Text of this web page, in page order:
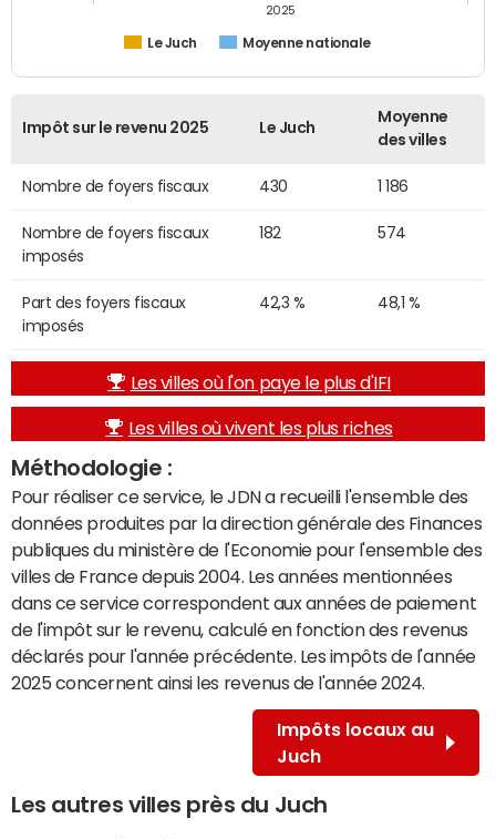
Le Juch Moyenne nationale
2025
Impôt sur le revenu 2025 Le Juch
Moyenne
des villes
Nombre de foyers fiscaux 430 1 186
Nombre de foyers fiscaux
imposés
182 574
Part des foyers fiscaux
imposés
42,3 % 48,1 %
Les villes où l'on paye le plus d'IFI
Les villes où vivent les plus riches
Méthodologie :
Pour réaliser ce service, le JDN a recueilli l'ensemble des
données produites par la direction générale des Finances
publiques du ministère de l'Economie pour l'ensemble des
villes de France depuis 2004. Les années mentionnées
dans ce service correspondent aux années de paiement
de l'impôt sur le revenu, calculé en fonction des revenus
déclarés pour l'année précédente. Les impôts de l'année
2025 concernent ainsi les revenus de l'année 2024.
Impôts locaux au
Juch
Les autres villes près du Juch